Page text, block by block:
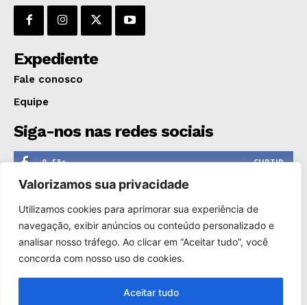
Valorizamos sua privacidade
Utilizamos cookies para aprimorar sua experiência de
navegação, exibir anúncios ou conteúdo personalizado e
analisar nosso tráfego. Ao clicar em “Aceitar tudo”, você
concorda com nosso uso de cookies.
Aceitar tudo
Expediente
Fale conosco
Equipe
Siga-nos nas redes sociais
0 Fãs CURTIR
0 Seguidores
1,110 Seguidores SEGUIR
0 Inscritos INSCREVER
Copyright © 2000-2025. Reprodução proibida sem a autorização